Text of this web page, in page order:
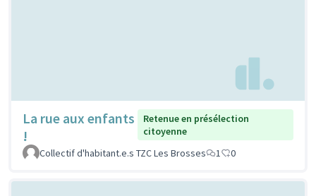
La rue aux enfants
!
Retenue en présélection
citoyenne
Collectif d'habitant.e.s TZC Les Brosses
1 0